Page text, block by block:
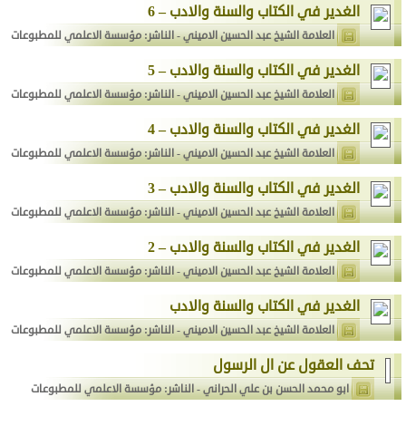
الغدير في الكتاب والسنة والادب – 6
العلامة الشيخ عبد الحسين الاميني- الناشر: مؤسسة الاعلمي للمطبوعات
الغدير في الكتاب والسنة والادب – 5
العلامة الشيخ عبد الحسين الاميني- الناشر: مؤسسة الاعلمي للمطبوعات
الغدير في الكتاب والسنة والادب – 4
العلامة الشيخ عبد الحسين الاميني- الناشر: مؤسسة الاعلمي للمطبوعات
الغدير في الكتاب والسنة والادب – 3
العلامة الشيخ عبد الحسين الاميني- الناشر: مؤسسة الاعلمي للمطبوعات
الغدير في الكتاب والسنة والادب – 2
العلامة الشيخ عبد الحسين الاميني- الناشر: مؤسسة الاعلمي للمطبوعات
الغدير في الكتاب والسنة والادب
العلامة الشيخ عبد الحسين الاميني- الناشر: مؤسسة الاعلمي للمطبوعات
تحف العقول عن ال الرسول
ابو محمد الحسن بن علي الحراني- الناشر: مؤسسة الاعلمي للمطبوعات